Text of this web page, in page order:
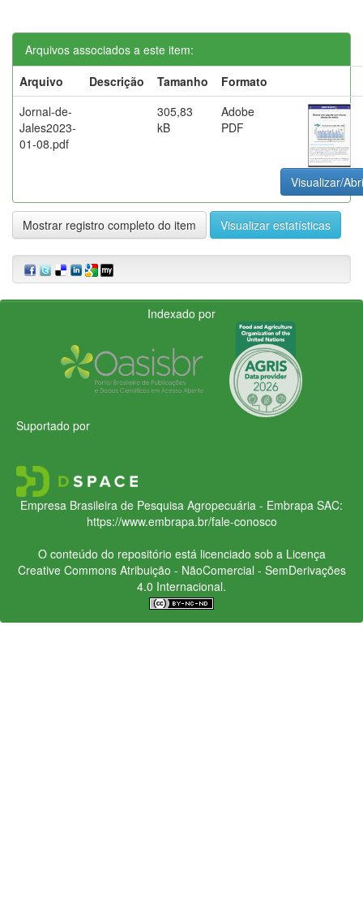
Arquivos associados a este item:
Arquivo
Descrição Tamanho
Formato
Jornal-de-
Jales2023-
01-08.pdf
305,83
kB
Adobe
PDF
Visualizar/
Mostrar registro completo do item Visualizar estatísticas
Indexado por
Suportado por
Empresa Brasileira de Pesquisa Agropecuária - Embrapa SAC:
https://www.embrapa.br/fale-conosco
O conteúdo do repositório está licenciado sob a Licença
Creative CommonsAtribuição - NãoComercial - SemDerivações
4.0 Internacional.